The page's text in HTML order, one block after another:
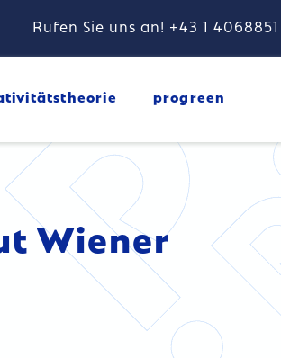
Rufen Sie uns an! +43 1 4068851
progreen
Wiener